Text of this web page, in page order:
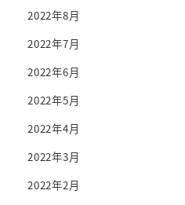
2022年8月
2022年7月
2022年6月
2022年5月
2022年4月
2022年3月
2022年2月